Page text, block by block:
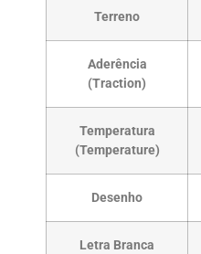
Terreno
Aderência
(Traction)
Temperatura
(Temperature)
Desenho
Letra Branca